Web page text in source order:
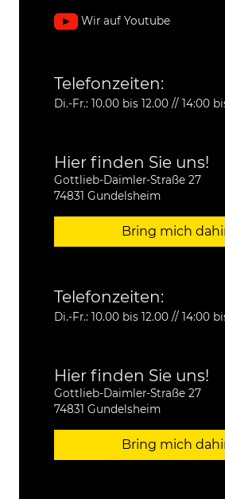
Wir auf Youtube
Telefonzeiten:
Di.-Fr.: 10.00 bis 12.00 // 14:00
Hier finden Sie uns!
Gottlieb-Daimler-Straße 27
74831 Gundelsheim
Bring mich
Telefonzeiten:
Di.-Fr.: 10.00 bis 12.00 // 14:00
Hier finden Sie uns!
Gottlieb-Daimler-Straße 27
74831 Gundelsheim
Bring mich